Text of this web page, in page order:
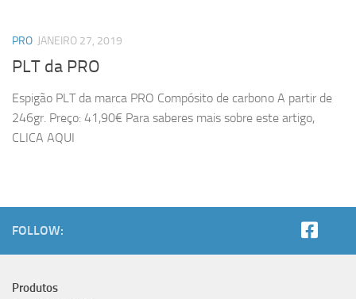
PRO JANEIRO 27, 2019
PLT da PRO
Espigão PLT da marca PRO Compósito de carbono A partir de
246gr. Preço: 41,90€ Para saberes mais sobre este artigo,
CLICA AQUI
FOLLOW:
Produtos